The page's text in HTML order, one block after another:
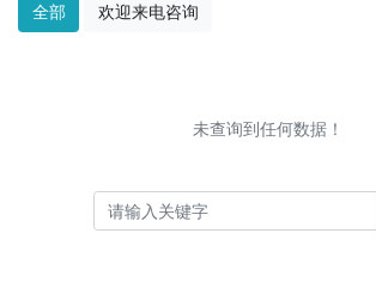
全部
欢迎来电咨询
未查询到任何数据！